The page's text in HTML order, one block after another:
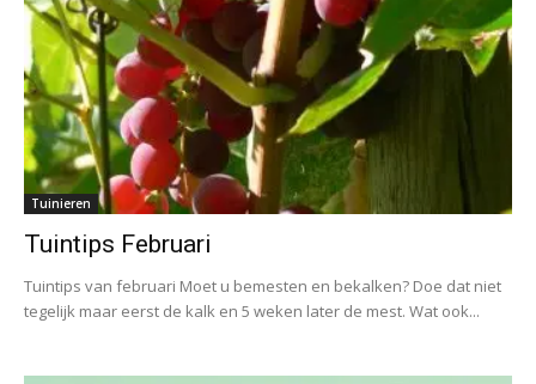
Tuinieren
Tuintips Februari
Tuintips van februari Moet u bemesten en bekalken? Doe dat niet
tegelijk maar eerst de kalk en 5 weken later de mest. Wat ook...